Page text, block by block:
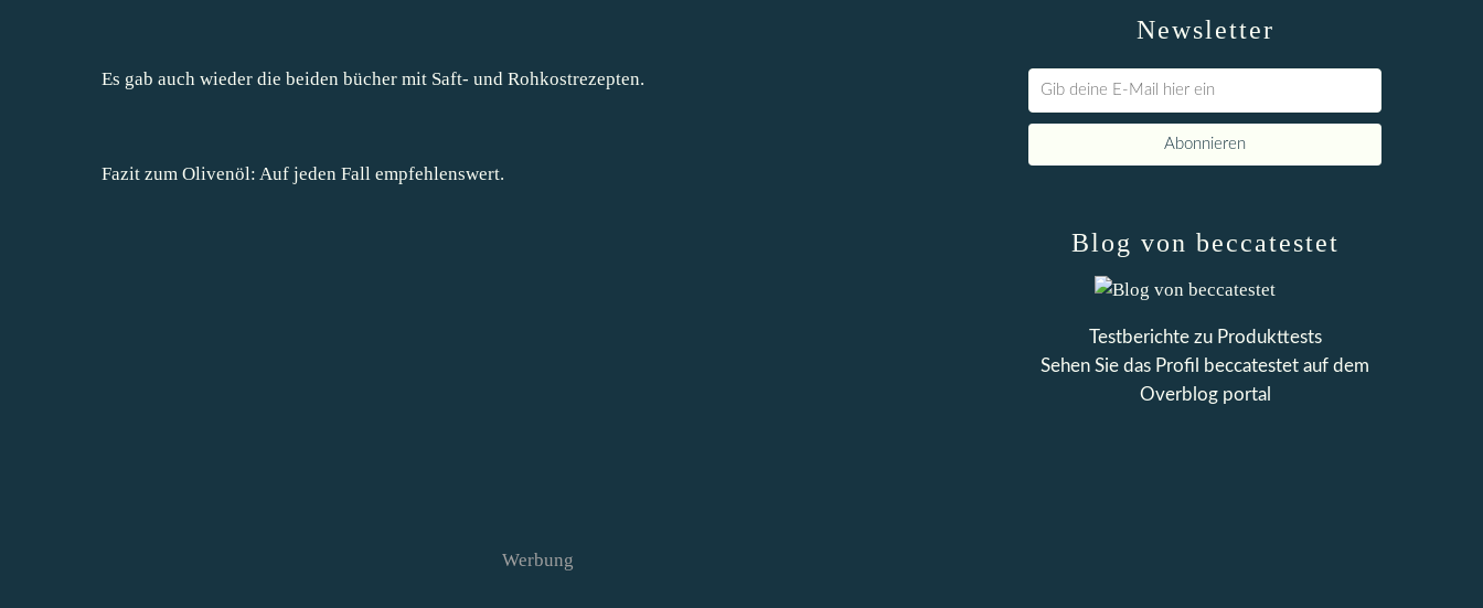
Es gab auch wieder die beiden bücher mit Saft- und Rohkostrezepten.
Fazit zum Olivenöl: Auf jeden Fall empfehlenswert.
Werbung
Newsletter
Blog von beccatestet
Testberichte zu Produkttests
Sehen Sie das Profil
beccatestet auf dem
Overblog portal